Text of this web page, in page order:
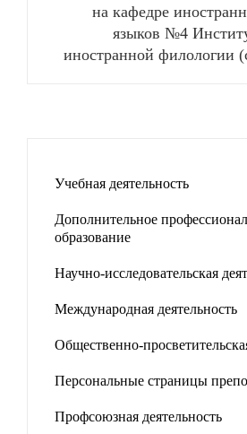
на кафедре
языков №4
иностранной филологии
Учебная деятельность
Дополнительное
образование
Научно-исследовательская
Международная деятельность
Общественно-
Персональные страницы
Профсоюзная деятельность